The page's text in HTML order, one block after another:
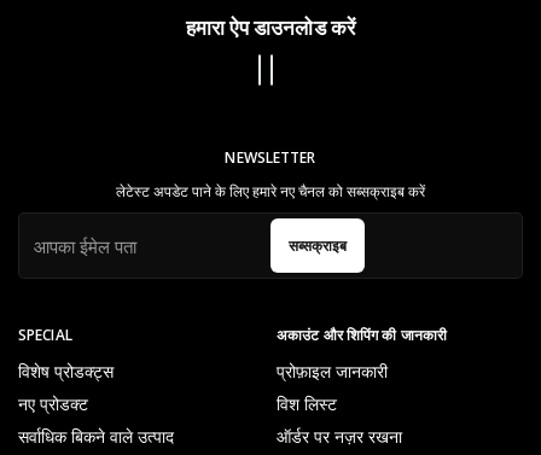
हमारा ऐप डाउनलोड करें
SPECIAL
विशेष प्रोडक्ट्स
नए प्रोडक्ट
सर्वाधिक बिकने वाले उत्पाद
अकाउंट और शिपिंग की जानकारी
प्रोफ़ाइल जानकारी
विश लिस्ट
ऑर्डर पर नज़र रखना
NEWSLETTER
लेटेस्ट अपडेट पाने के लिए हमारे नए चैनल को सब्सक्राइब करें
सब्सक्राइब